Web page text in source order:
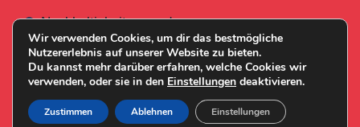
Nachhaltigkeitsverordnung
Mit Erstellt NR-Webservices.de© 2026
Wir verwenden Cookies, um dir das bestmögliche
Nutzererlebnis auf unserer Website zu bieten.
Du kannst mehr darüber erfahren, welche Cookies wir
verwenden, oder sie in den Einstellungen deaktivieren.
Zustimmen Ablehnen Einstellungen